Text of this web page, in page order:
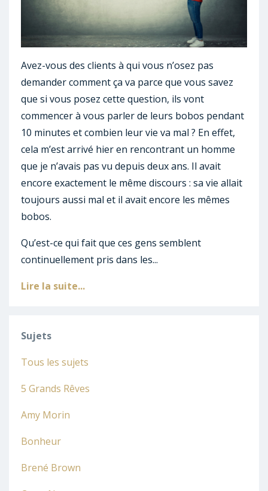
Avez-vous des clients à qui vous n’osez pas
demander comment ça va parce que vous savez
que si vous posez cette question, ils vont
commencer à vous parler de leurs bobos pendant
10 minutes et combien leur vie va mal ? En effet,
cela m’est arrivé hier en rencontrant un homme
que je n’avais pas vu depuis deux ans. Il avait
encore exactement le même discours : sa vie allait
toujours aussi mal et il avait encore les mêmes
bobos.
Qu’est-ce qui fait que ces gens semblent
continuellement pris dans les...
Lire la suite...
Sujets
Tous les sujets
5 Grands Rêves
Amy Morin
Bonheur
Brené Brown